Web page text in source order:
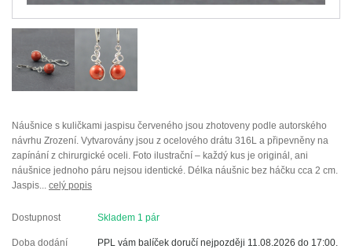
Náušnice s kuličkami jaspisu červeného jsou zhotoveny podle autorského
návrhu Zrození. Vytvarovány jsou z ocelového drátu 316L a připevněny na
zapínání z chirurgické oceli. Foto ilustrační – každý kus je originál, ani
náušnice jednoho páru nejsou identické. Délka náušnic bez háčku cca 2 cm.
Jaspis... celý popis
Dostupnost Skladem 1 pár
Doba dodání
PPL vám balíček doručí nejpozději 11.08.2026 do 17:00.